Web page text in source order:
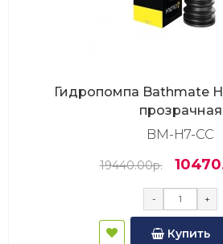
Гидропомпа Bathmate
прозрачная
BM-H7-CC
19440.00р.
- +
Купить